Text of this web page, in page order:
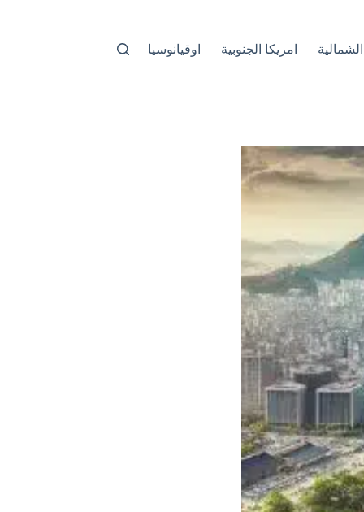
الشمالية امريكا الجنوبية اوقيانوسيا